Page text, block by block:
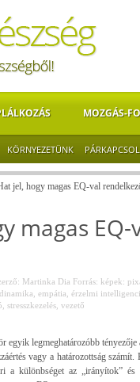
MOZGÁS-
KÖRNYEZETÜNK
jel, hogy magas EQ-val
magas
Martinka Dia Forrás: képek:
empátia érzelmi
stresszkezelés vezető
egyik legmeghatározóbb tényezője
vagy a határozottság
a különbséget az „irányítok”